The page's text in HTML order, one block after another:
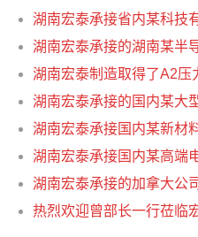
湖南宏泰承接省内某科技
热烈欢迎曾部长一行莅临